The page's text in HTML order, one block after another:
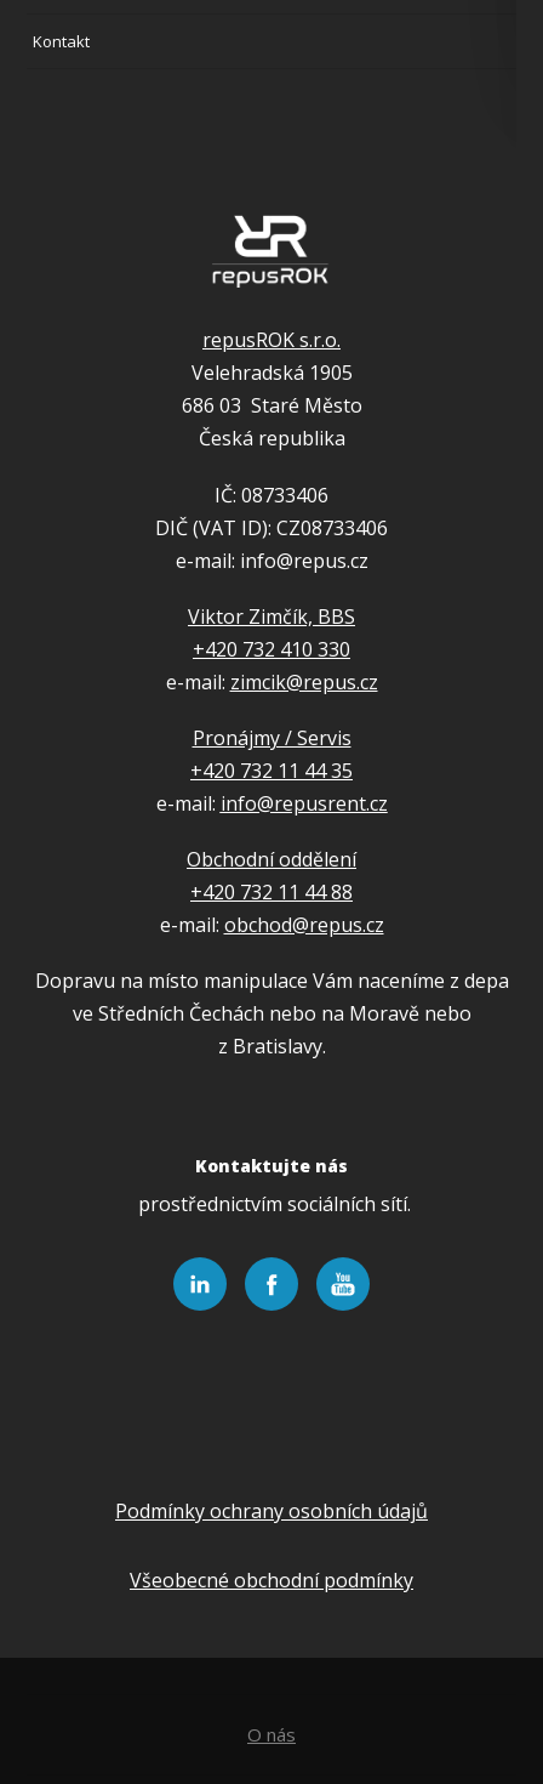
Kontakt
repusROK s.r.o.
Velehradská 1905
686 03 Staré Město
Česká republika
IČ: 08733406
DIČ (VAT ID): CZ08733406
e-mail: info@repus.cz
Viktor Zimčík, BBS
+420 732 410 330
e-mail: zimcik@repus.cz
Pronájmy / Servis
+420 732 11 44 35
e-mail: info@repusrent.cz
Obchodní oddělení
+420 732 11 44 88
e-mail: obchod@repus.cz
Dopravu na místo manipulace Vám naceníme z depa
ve Středních Čechách nebo na Moravě nebo
z Bratislavy.
Kontaktujte nás
prostřednictvím sociálních sítí.
Podmínky ochrany osobních údajů
Všeobecné obchodní podmínky
O nás